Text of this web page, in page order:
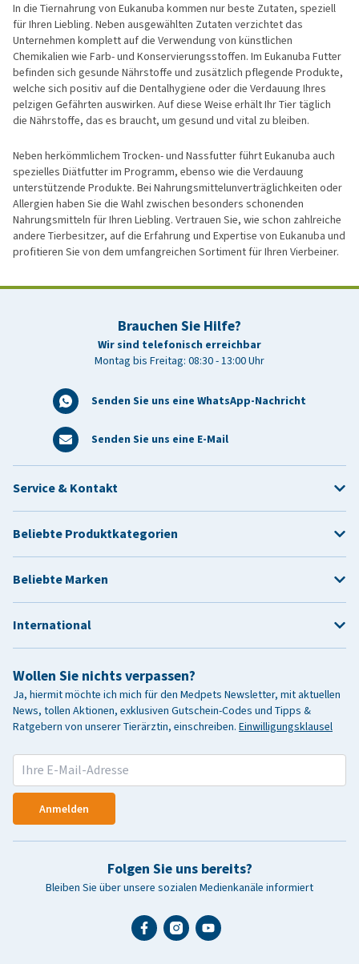
In die Tiernahrung von Eukanuba kommen nur beste Zutaten, speziell
für Ihren Liebling. Neben ausgewählten Zutaten verzichtet das
Unternehmen komplett auf die Verwendung von künstlichen
Chemikalien wie Farb- und Konservierungsstoffen. Im Eukanuba Futter
befinden sich gesunde Nährstoffe und zusätzlich pflegende Produkte,
welche sich positiv auf die Dentalhygiene oder die Verdauung Ihres
pelzigen Gefährten auswirken. Auf diese Weise erhält Ihr Tier täglich
die Nährstoffe, das es braucht, um gesund und vital zu bleiben.
Neben herkömmlichem Trocken- und Nassfutter führt Eukanuba auch
spezielles Diätfutter im Programm, ebenso wie die Verdauung
unterstützende Produkte. Bei Nahrungsmittelunverträglichkeiten oder
Allergien haben Sie die Wahl zwischen besonders schonenden
Nahrungsmitteln für Ihren Liebling. Vertrauen Sie, wie schon zahlreiche
andere Tierbesitzer, auf die Erfahrung und Expertise von Eukanuba und
profitieren Sie von dem umfangreichen Sortiment für Ihren Vierbeiner.
Brauchen Sie Hilfe?
Wir sind telefonisch erreichbar
Montag bis Freitag: 08:30 - 13:00 Uhr
Senden Sie uns eine WhatsApp-Nachricht
Senden Sie uns eine E-Mail
Wollen Sie nichts verpassen?
Ja, hiermit möchte ich mich für den Medpets Newsletter, mit aktuellen
News, tollen Aktionen, exklusiven Gutschein-Codes und Tipps &
Ratgebern von unserer Tierärztin, einschreiben. Einwilligungsklausel
Anmelden
Folgen Sie uns bereits?
Bleiben Sie über unsere sozialen Medienkanäle informiert
Service & Kontakt
Beliebte Produktkategorien
Beliebte Marken
International